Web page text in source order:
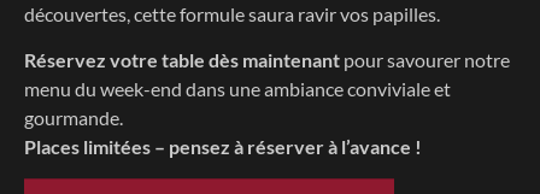
découvertes, cette formule saura ravir vos papilles.
Réservez votre table dès maintenant pour savourer notre
menu du week-end dans une ambiance conviviale et
gourmande.
Places limitées – pensez à réserver à l’avance !